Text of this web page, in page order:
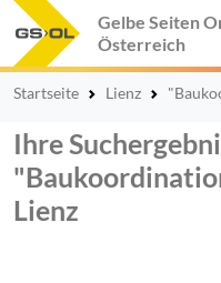
Gelbe Seiten
Österreich
Startseite Lienz
Ihre
Lienz